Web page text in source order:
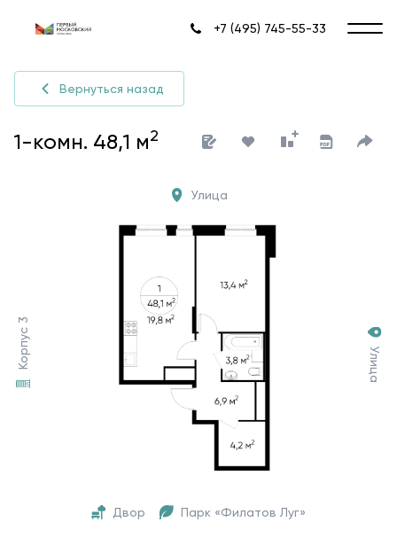
+7 (495) 745-55-33
Вернуться назад
1-комн. 48,1 м2
Корпус 3 Улица
Двор Парк «Филатов Луг»
Улица